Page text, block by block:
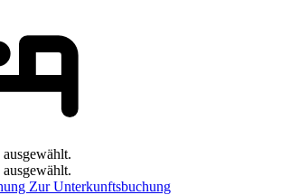
Zur Unterkunftsbuchung